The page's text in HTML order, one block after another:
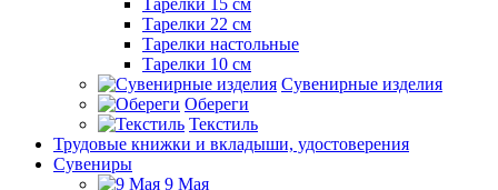
Тарелки 15 см
Тарелки 22 см
Тарелки настольные
Тарелки 10 см
Сувенирные изделия
Обереги
Текстиль
Трудовые книжки и вкладыши, удостоверения
Сувениры
9 Мая